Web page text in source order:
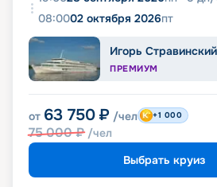
08:0002 октября 2026пт
Игорь Стравинский
ПРЕМИУМ
от 63 750 ₽ /чел
75 000₽ /чел
+1 000
Выбрать круиз